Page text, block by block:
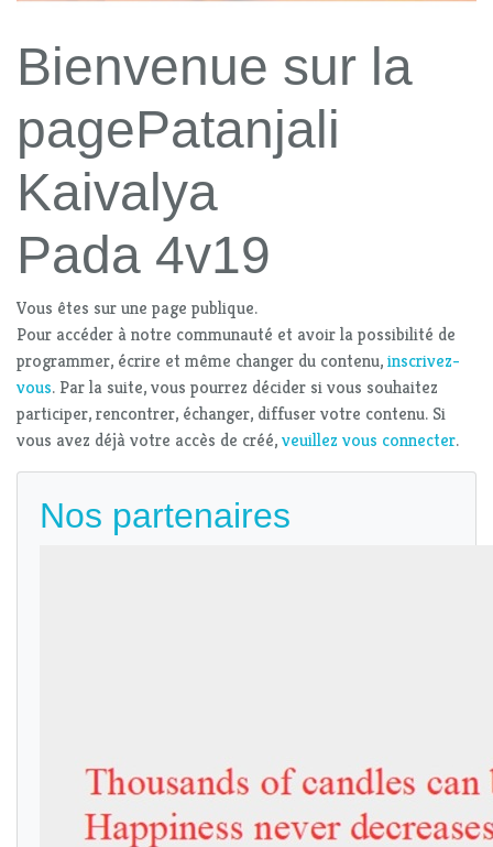
Bienvenue sur la
pagePatanjali
Kaivalya
Pada 4v19
Vous êtes sur une page publique.
Pour accéder à notre communauté et avoir la possibilité de
programmer, écrire et même changer du contenu,inscrivez-
vous. Par la suite, vous pourrez décider si vous souhaitez
participer, rencontrer, échanger, diffuser votre contenu. Si
vous avez déjà votre accès de créé,veuillez vous connecter.
Nos partenaires